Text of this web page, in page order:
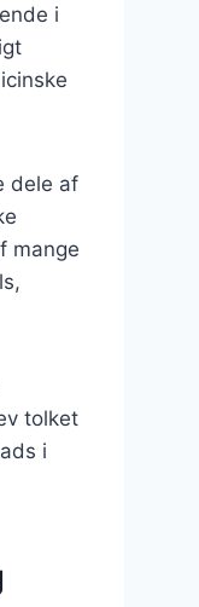
i
dele af
mange
tolket
i